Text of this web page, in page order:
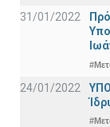
31/01/2022
24/01/2022